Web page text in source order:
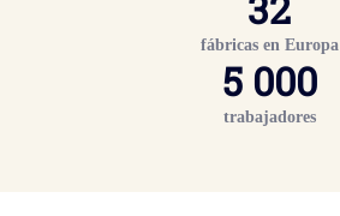
fábricas en Europa
5 000
trabajadores